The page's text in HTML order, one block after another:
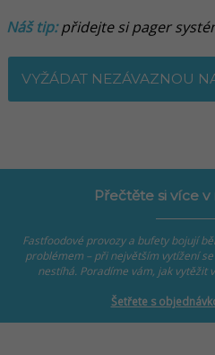
Náš tip: přidejte si pager
VYŽÁDAT NEZÁVAZNOU
Přečtěte si více
Fastfoodové provozy a bufety bojují
problémem – při největším vytížení
nestíhá. Poradíme vám, jak vytěžit
Šetřete s